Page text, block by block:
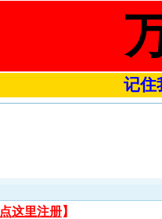
记住
点这里注册】